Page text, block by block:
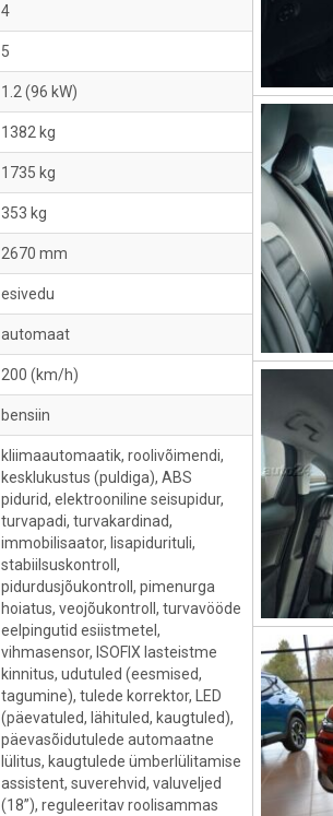
4
5
1.2 (96 kW)
1382 kg
1735 kg
353 kg
2670 mm
esivedu
automaat
200 (km/h)
bensiin
kliimaautomaatik, roolivõimendi,
kesklukustus (puldiga), ABS
pidurid, elektrooniline seisupidur,
turvapadi, turvakardinad,
immobilisaator, lisapidurituli,
stabiilsuskontroll,
pidurdusjõukontroll, pimenurga
hoiatus, veojõukontroll, turvavööde
eelpingutid esiistmetel,
vihmasensor, ISOFIX lasteistme
kinnitus, udutuled (eesmised,
tagumine), tulede korrektor, LED
(päevatuled, lähituled, kaugtuled),
päevasõidutulede automaatne
lülitus, kaugtulede ümberlülitamise
assistent, suverehvid, valuveljed
(18”), reguleeritav roolisammas